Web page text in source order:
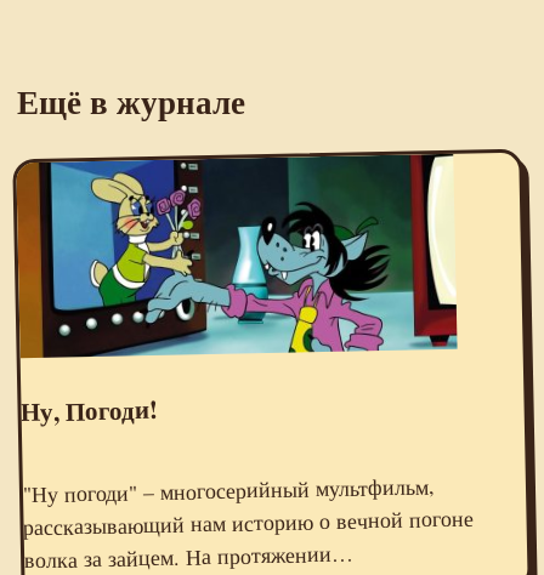
Ещё в журнале
Ну, Погоди!
"Ну погоди" – многосерийный мультфильм,
рассказывающий нам историю о вечной погоне
волка за зайцем. На протяжении…